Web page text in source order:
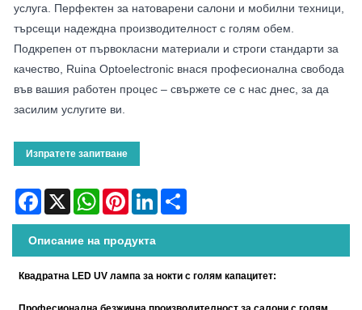
услуга. Перфектен за натоварени салони и мобилни техници,
търсещи надеждна производителност с голям обем.
Подкрепен от първокласни материали и строги стандарти за
качество, Ruina Optoelectronic внася професионална свобода
във вашия работен процес – свържете се с нас днес, за да
засилим услугите ви.
Изпратете запитване
Facebook
X WhatsAppPinterestLinkedIn
Описание на продукта
Квадратна LED UV лампа за нокти с голям капацитет: